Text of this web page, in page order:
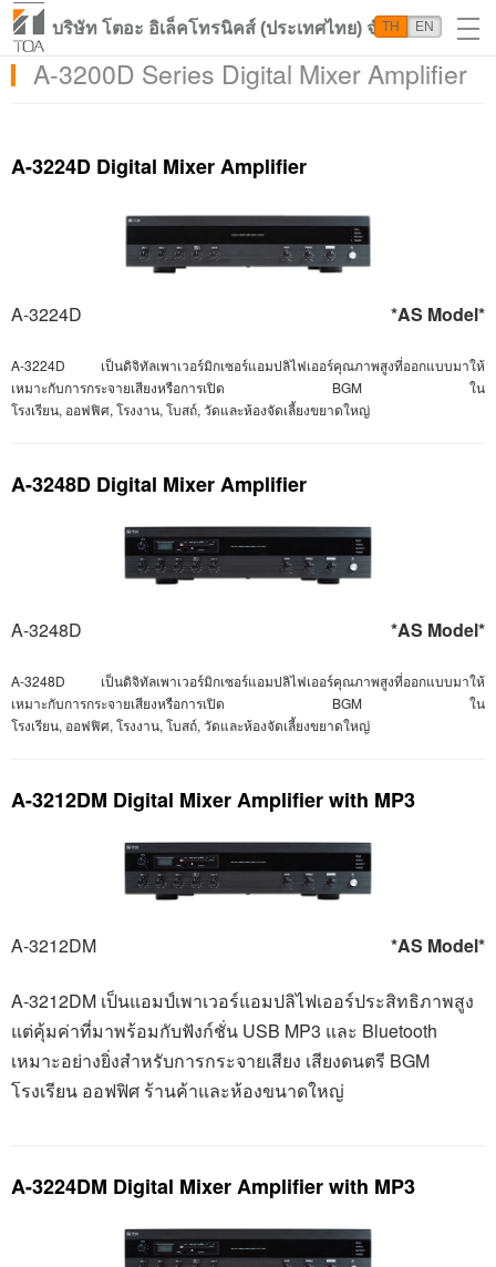
บริษัท โตอะ อิเล็คโทรนิคส์ (ประเทศไทย) จำกัด
TH EN
A-3200D Series Digital Mixer Amplifier
A-3224D Digital Mixer Amplifier
A-3224D *AS Model*
A-3224D เป็นดิจิทัลเพาเวอร์มิกเซอร์แอมปลิไฟเออร์คุณภาพสูงที่ออกแบบมาให้
เหมาะกับการกระจายเสียงหรือการเปิด BGM ใน
โรงเรียน, ออฟฟิศ,โรงงาน,โบสถ์,วัดและห้องจัดเลี้ยงขยาดใหญ่
A-3248D Digital Mixer Amplifier
A-3248D *AS Model*
A-3248D เป็นดิจิทัลเพาเวอร์มิกเซอร์แอมปลิไฟเออร์คุณภาพสูงที่ออกแบบมาให้
เหมาะกับการกระจายเสียงหรือการเปิด BGM ใน
โรงเรียน, ออฟฟิศ, โรงงาน, โบสถ์, วัดและห้องจัดเลี้ยงขยาดใหญ่
A-3212DM Digital Mixer Amplifier with MP3
A-3212DM *AS Model*
A-3212DM เป็นแอมป์เพาเวอร์แอมปลิไฟเออร์ประสิทธิภาพสูง
แต่คุ้มค่าที่มาพร้อมกับฟังก์ชั่น USB MP3 และ Bluetooth
เหมาะอย่างยิ่งสำหรับการกระจายเสียง เสียงดนตรี BGM
โรงเรียน ออฟฟิศ ร้านค้าและห้องขนาดใหญ่
A-3224DM Digital Mixer Amplifier with MP3